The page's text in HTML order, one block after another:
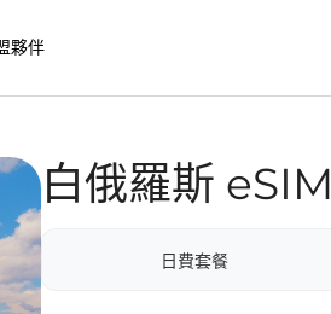
夥伴
白俄羅斯 eSIM
日費套餐